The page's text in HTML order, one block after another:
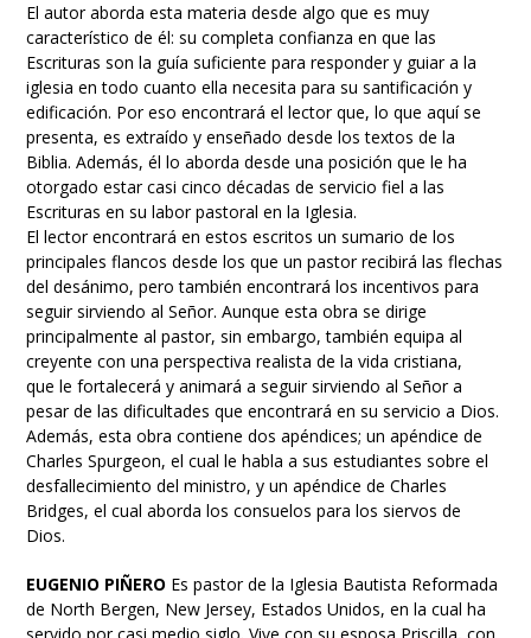
El autor aborda esta materia desde algo que es muy
característico de él: su completa confianza en que las
Escrituras son la guía suficiente para responder y guiar a la
iglesia en todo cuanto ella necesita para su santificación y
edificación. Por eso encontrará el lector que, lo que aquí se
presenta, es extraído y enseñado desde los textos de la
Biblia. Además, él lo aborda desde una posición que le ha
otorgado estar casi cinco décadas de servicio fiel a las
Escrituras en su labor pastoral en la Iglesia.
El lector encontrará en estos escritos un sumario de los
principales flancos desde los que un pastor recibirá las flechas
del desánimo, pero también encontrará los incentivos para
seguir sirviendo al Señor. Aunque esta obra se dirige
principalmente al pastor, sin embargo, también equipa al
creyente con una perspectiva realista de la vida cristiana,
que le fortalecerá y animará a seguir sirviendo al Señor a
pesar de las dificultades que encontrará en su servicio a Dios.
Además, esta obra contiene dos apéndices; un apéndice de
Charles Spurgeon, el cual le habla a sus estudiantes sobre el
desfallecimiento del ministro, y un apéndice de Charles
Bridges, el cual aborda los consuelos para los siervos de
Dios.
EUGENIO PIÑERO Es pastor de la Iglesia Bautista Reformada
de North Bergen, New Jersey, Estados Unidos, en la cual ha